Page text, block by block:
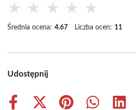
★ ★ ★ ★ ★
Średnia ocena: 4.67 Liczba ocen: 11
Udostępnij
Share
Share
Share
Share
Share